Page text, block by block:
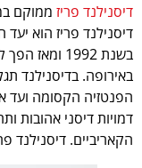
דיסנילנד פריז
דיסנילנד פריז הוא
בשנת 1992
באירופה. בדיסנילנד
הפנטזיה הקסומה ועד
דמויות דיסני אהובות
הקאריביים. דיסנילנד